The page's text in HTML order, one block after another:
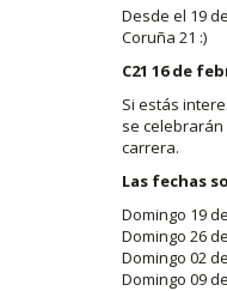
Desde el 19
Coruña 21 :)
C21 16 de
Si estás
se
carrera.
Las fechas
Domingo 19
Domingo 26
Domingo 02
Domingo 09